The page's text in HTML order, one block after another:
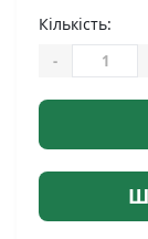
Кількість:
-